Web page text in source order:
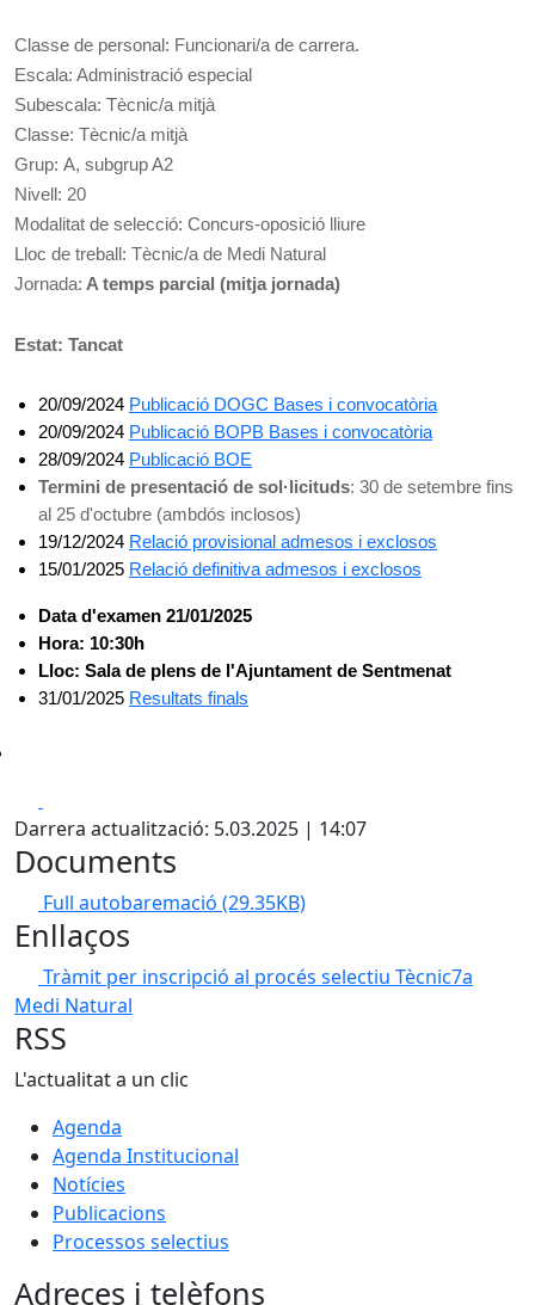
Classe de personal: Funcionari/a de carrera.
Escala: Administració especial
Subescala: Tècnic/a mitjà
Classe: Tècnic/a mitjà
Grup: A, subgrup A2
Nivell: 20
Modalitat de selecció: Concurs-oposició lliure
Lloc de treball: Tècnic/a de Medi Natural
Jornada: A temps parcial (mitja jornada)
Estat: Tancat
20/09/2024 Publicació DOGC Bases i convocatòria
20/09/2024 Publicació BOPB Bases i convocatòria
28/09/2024 Publicació BOE
Termini de presentació de sol·licituds: 30 de setembre fins
al 25 d'octubre (ambdós inclosos)
19/12/2024 Relació provisional admesos i exclosos
15/01/2025 Relació definitiva admesos i exclosos
Data d'examen 21/01/2025
Hora: 10:30h
Lloc: Sala de plens de l'Ajuntament de Sentmenat
31/01/2025 Resultats finals
Darrera actualització: 5.03.2025 | 14:07
Documents
Full autobaremació (29.35KB)
Enllaços
Tràmit per inscripció al procés selectiu Tècnic7a
Medi Natural
RSS
L'actualitat a un clic
Agenda
Agenda Institucional
Notícies
Publicacions
Processos selectius
Adreces i telèfons